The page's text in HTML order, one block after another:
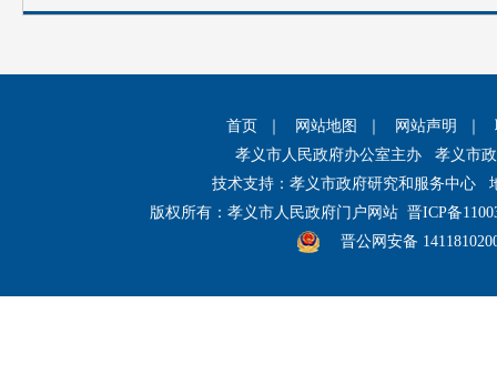
首页 网站地图 网站声明
孝义市人民政府办公室主办 孝义市
技术支持：孝义市政府研究和服务中心
版权所有：孝义市人民政府门户网站 晋ICP备
晋公网安备